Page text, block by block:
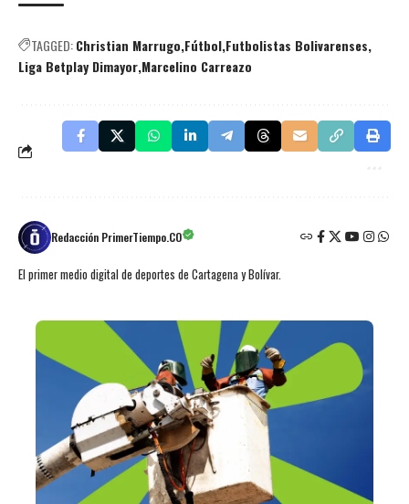
TAGGED:Christian Marrugo Fútbol Futbolistas Bolivarenses
Liga Betplay Dimayor Marcelino Carreazo
Redacción PrimerTiempo.CO
El primer medio digital de deportes de Cartagena y Bolívar.